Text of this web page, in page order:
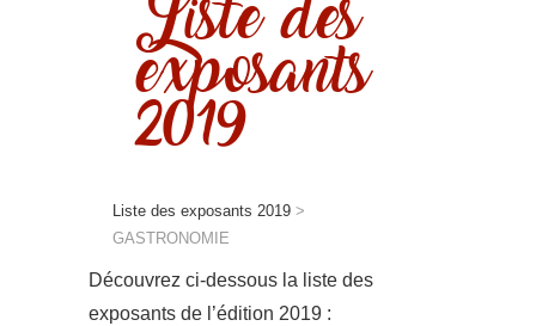
Liste des
exposants
2019
Liste des exposants 2019 >
GASTRONOMIE
Découvrez ci-dessous la liste des
exposants de l’édition 2019 :